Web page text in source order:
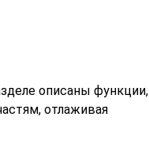
описаны функции,
отлаживая